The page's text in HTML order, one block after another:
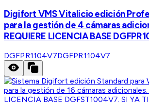
Digifort VMS Vitalicio edición
para la gestión de 4 cámaras
REQUIERE LICENCIA BASE
DGFPR1104V7DGFPR1104V7